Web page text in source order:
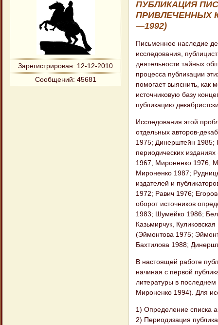
Зарегистрирован: 12-12-2010
Сообщений: 45681
ПУБЛИКАЦИЯ
ПРИВЛЕЧЕННЫХ
—1992)
Письменное наследие
исследования,
деятельности тайных
процесса публикации
помогает выяснить, как
источниковую базу
публикацию
Исследования этой
отдельных авторов-
1975; Динерштейн 1985;
периодических
1967; Мироненко 1976;
Мироненко 1987;
издателей и
1972; Равич 1976;
оборот источников
1983; Шумейко 1986;
Казьмирчук,
(Эймонтова 1975;
Бахтилова 1988;
В настоящей работе
начиная с первой
литературы в
Мироненко 1994). Для
1) Определение списка
2) Периодизация